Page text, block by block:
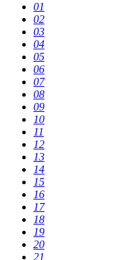
01
02
03
04
05
06
07
08
09
10
11
12
13
14
15
16
17
18
19
20
21